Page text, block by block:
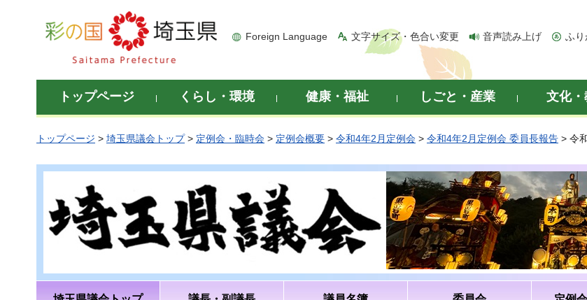
彩の国 埼玉県
Foreign Language 文字サイズ・色合い変更 音声読み上げ ふり
トップページ くらし・環境 健康・福祉 しごと・産業 文化・
トップページ > 埼玉県議会トップ> 定例会・臨時会 > 定例会概要 > 令和4年2月定例会 > 令和4年2月定例会 委員長報告 > 令